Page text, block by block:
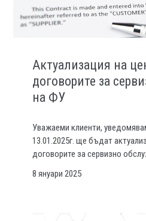
Актуализация на
договорите за
на ФУ
Уважаеми клиенти,
13.01.2025г. ще бъдат
договорите за сервизно
8 януари 2025